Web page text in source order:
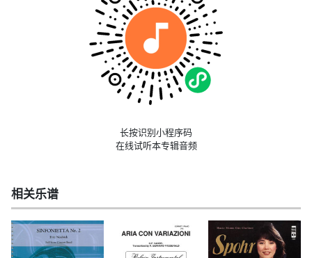
长按识别小程序码
在线试听本专辑音频
相关乐谱